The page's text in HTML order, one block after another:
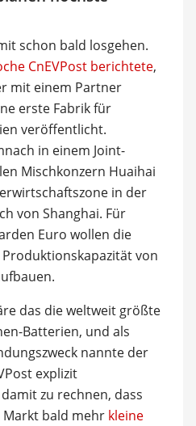
schon bald losgehen.
CnEVPost berichtete,
mit einem Partner
erste Fabrik für
veröffentlicht.
in einem Joint-
Mischkonzern Huaihai
in der
von Shanghai. Für
Euro wollen die
von
das die weltweit größte
Batterien, und als
nannte der
explizit
zu rechnen, dass
bald mehr kleine